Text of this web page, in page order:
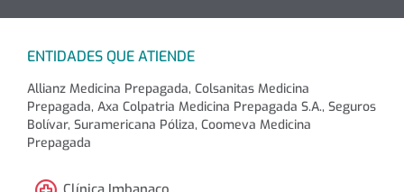
ENTIDADES QUE ATIENDE
Allianz Medicina Prepagada, Colsanitas Medicina
Prepagada, Axa Colpatria Medicina Prepagada S.A., Seguros
Bolívar, Suramericana Póliza, Coomeva Medicina
Prepagada